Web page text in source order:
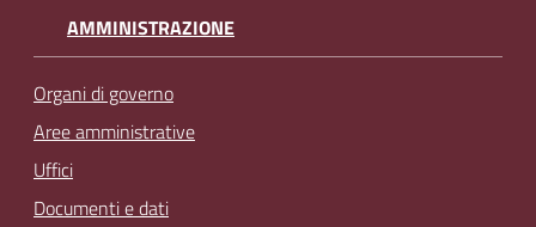
AMMINISTRAZIONE
Organi di governo
Aree amministrative
Uffici
Documenti e dati